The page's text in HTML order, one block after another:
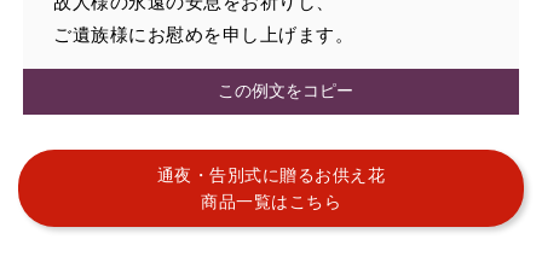
ご遺族様にお慰めを申し上げます。
この例文をコピー
通夜・告別式に贈るお供え花
商品一覧はこちら